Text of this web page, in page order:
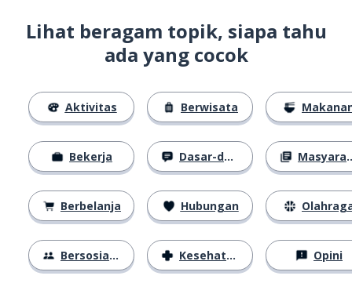
Lihat beragam topik, siapa tahu
ada yang cocok
Aktivitas
Bekerja
Berbelanja
Bersosialisasi
Berwisata
Dasar-dasar
Hubungan
Kesehatan
Masyarakat
Opini